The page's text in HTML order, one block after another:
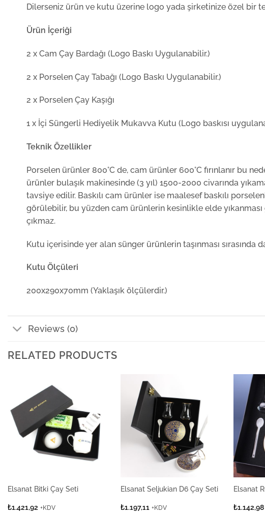
Dilerseniz ürün ve kutu üzerine logo yada şirketinize özel bir
Ürün İçeriği
2 x Cam Çay Bardağı (Logo Baskı Uygulanabilir.)
2 x Porselen Çay Tabağı (Logo Baskı Uygulanabilir.)
2 x Porselen Çay Kaşığı
1 x İçi Süngerli Hediyelik Mukavva Kutu (Logo baskısı
Teknik Özellikler
Porselen ürünler 800°C de, cam ürünler 600°C fırınlanır bu
ürünler bulaşık makinesinde (3 yıl) 1500-2000 civarında
tavsiye edilir. Baskılı cam ürünler ise maalesef baskılı
görülebilir, bu yüzden cam ürünlerin kesinlikle elde
çıkmaz.
Kutu içerisinde yer alan sünger ürünlerin taşınması sırasında
Kutu Ölçüleri
200x290x70mm (Yaklaşık ölçülerdir.)
Reviews (0)
RELATED PRODUCTS
Elsanat Bitki Çay Seti
₺1.421,92 +KDV
Elsanat Seljukian D6 Çay Seti
₺1.197,11 +KDV
Elsanat
₺1.142,98